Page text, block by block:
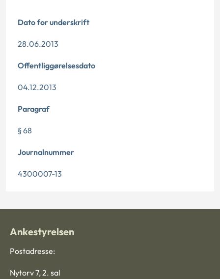
Dato for underskrift
28.06.2013
Offentliggørelsesdato
04.12.2013
Paragraf
§ 68
Journalnummer
4300007-13
Ankestyrelsen
Postadresse:
Nytorv 7, 2. sal